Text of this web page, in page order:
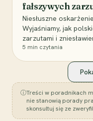
fałszywych
Niesłuszne
Wyjaśniamy, jak
zarzutami i
5 min czytania
ⓘTreści w poradnikach
nie stanowią porady
skonsultuj się ze